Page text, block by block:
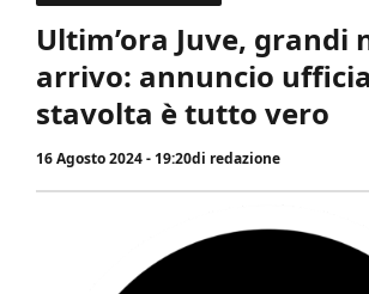
Ultim’ora Juve, grandi
arrivo: annuncio
stavolta è tutto vero
16 Agosto 2024 - 19:20di redazione